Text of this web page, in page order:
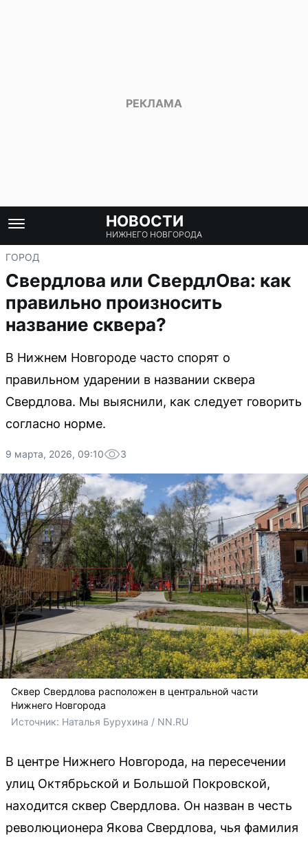
НОВОСТИ
НИЖНЕГО НОВГОРОДА
ГОРОД
Свердлова или СвердлОва: как
правильно произносить
название сквера?
В Нижнем Новгороде часто спорят о
правильном ударении в названии сквера
Свердлова. Мы выяснили, как следует говорить
согласно норме.
9 марта, 2026, 09:10 3
Сквер Свердлова расположен в центральной части
Нижнего Новгорода
Источник: Наталья Бурухина / NN.RU
В центре Нижнего Новгорода, на пересечении
улиц Октябрьской и Большой Покровской,
находится сквер Свердлова. Он назван в честь
революционера Якова Свердлова, чья фамилия